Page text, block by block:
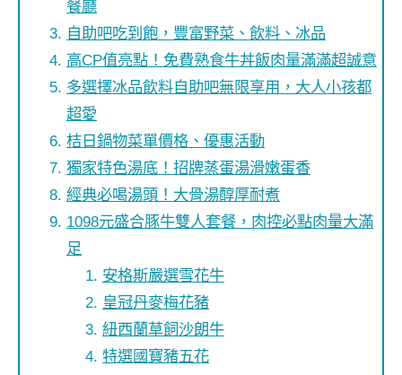
餐廳
自助吧吃到飽，豐富野菜、飲料、冰品
高CP值亮點！免費熟食牛丼飯肉量滿滿超誠意
多選擇冰品飲料自助吧無限享用，大人小孩都
超愛
桔日鍋物菜單價格、優惠活動
獨家特色湯底！招牌蒸蛋湯滑嫩蛋香
經典必喝湯頭！大骨湯醇厚耐煮
1098元盛合豚牛雙人套餐，肉控必點肉量大滿
足
安格斯嚴選雪花牛
皇冠丹麥梅花豬
紐西蘭草飼沙朗牛
特選國寶豬五花